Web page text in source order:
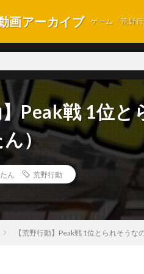
画アーカイブ ゲーム「荒野
】Peak戦 1位
ん）
ん 荒野行動
【荒野行動】Peak戦 1位とられそうな